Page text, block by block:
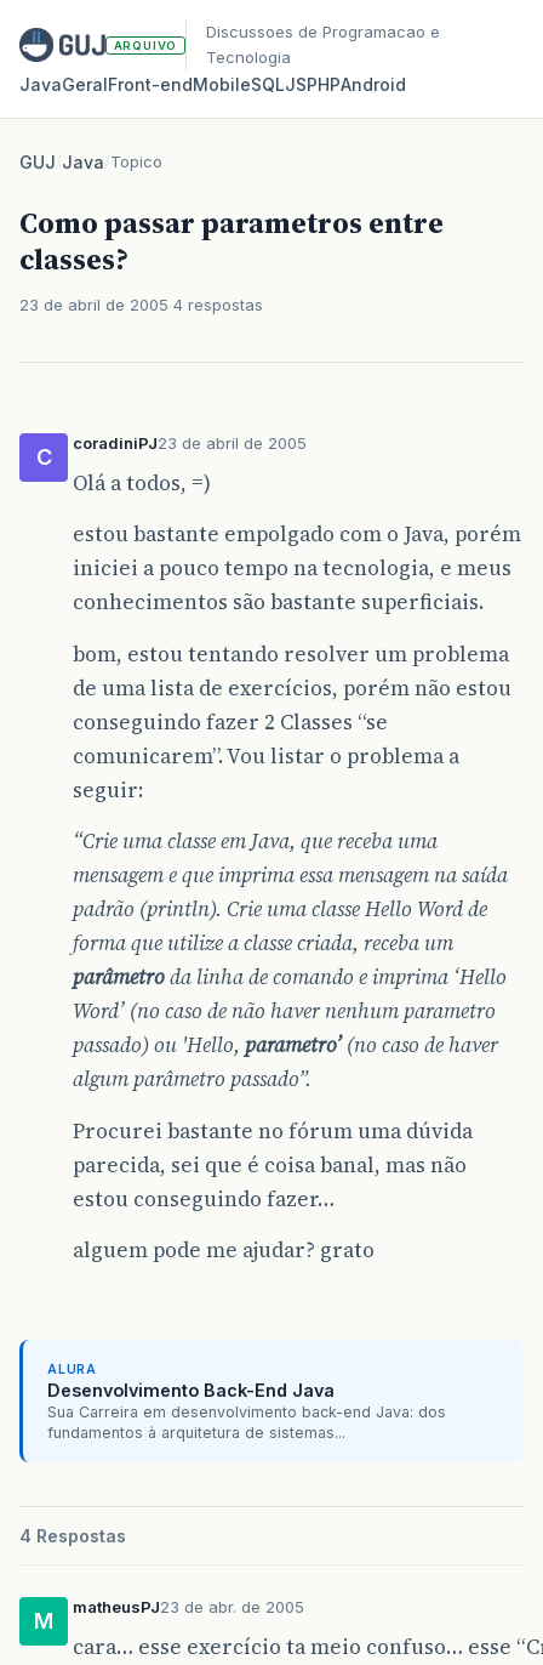
ARQUIVO
Discussoes de Programacao e
Tecnologia
JavaGeralFront‑endMobileSQLJSPHPAndroid
GUJ/Java/Topico
Como passar parametros entre
classes?
23 de abril de 2005 4 respostas
C
coradiniPJ23 de abril de 2005
Olá a todos, =)
estou bastante empolgado com o Java, porém
iniciei a pouco tempo na tecnologia, e meus
conhecimentos são bastante superficiais.
bom, estou tentando resolver um problema
de uma lista de exercícios, porém não estou
conseguindo fazer 2 Classes “se
comunicarem”. Vou listar o problema a
seguir:
“Crie uma classe em Java, que receba uma
mensagem e que imprima essa mensagem na saída
padrão (println). Crie uma classe Hello Word de
forma que utilize a classe criada, receba um
parâmetroda linha de comando e imprima ‘Hello
Word’ (no caso de não haver nenhum parametro
passado) ou 'Hello, parametro’(no caso de haver
algum parâmetro passado”.
Procurei bastante no fórum uma dúvida
parecida, sei que é coisa banal, mas não
estou conseguindo fazer…
alguem pode me ajudar? grato
ALURA
Desenvolvimento Back-End Java
Sua Carreira em desenvolvimento back-end Java: dos
fundamentos à arquitetura de sistemas...
4 Respostas
M
matheusPJ23 de abr. de 2005
cara… esse exercício ta meio confuso… esse